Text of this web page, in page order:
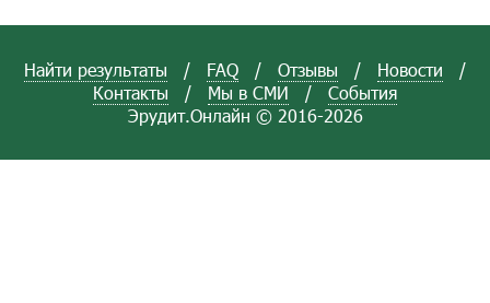
Найти результаты / FAQ / Отзывы / Новости
/
Контакты
/ Мы в СМИ /
События
Эрудит.Онлайн © 2016-2026